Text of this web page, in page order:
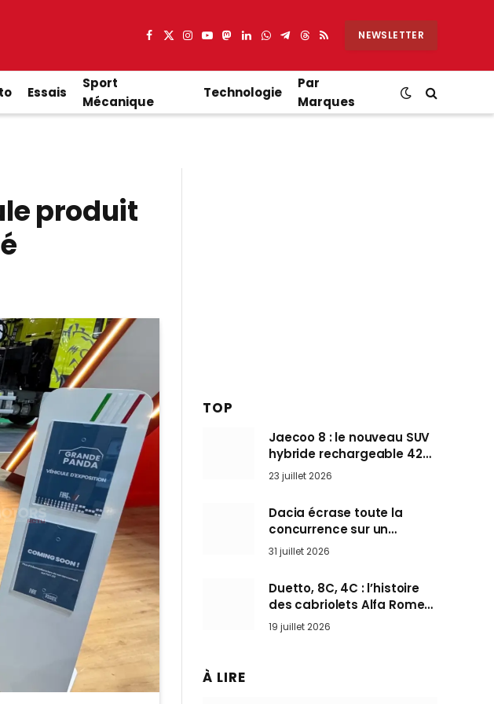
Facebook
X
Instagram
YouTube
Mastodon
LinkedIn
WhatsApp
Partager
Telegram
Threads
RSS NEWSLETTER
Essais
Sport
Mécanique
Technologie
Par
Marques
produit
TOP
Jaecoo 8 : le nouveau SUV
hybride rechargeable 428
ch qui vise l’Audi Q7 arrive
en Europe cet automne
23 juillet 2026
Dacia écrase toute la
concurrence sur un
marché où personne ne
l’attendait
31 juillet 2026
Duetto, 8C, 4C : l’histoire
des cabriolets Alfa Romeo,
ces Spider qui ont défini
l’art de rouler cheveux au
19 juillet 2026
À LIRE